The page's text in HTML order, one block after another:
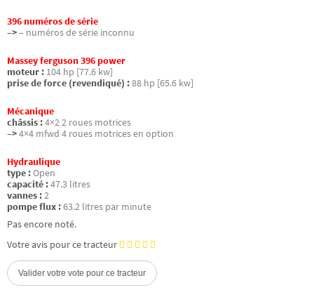
396 numéros de série
–>– numéros de série inconnu
Massey ferguson 396 power
moteur : 104 hp [77.6 kw]
prise de force (revendiqué) :88 hp [65.6 kw]
Mécanique
châssis :4×2 2 roues motrices
–>4×4 mfwd 4 roues motrices en option
Hydraulique
type :Open
capacité :47.3 litres
vannes :2
pompe flux :63.2 litres par minute
Pas encore noté.
Votre avis pour ce tracteur